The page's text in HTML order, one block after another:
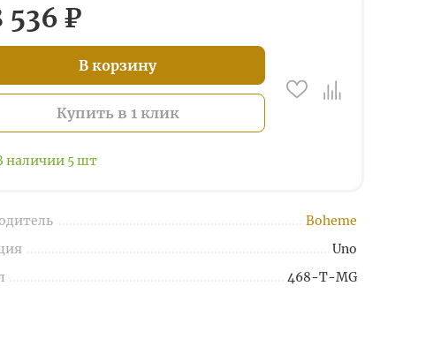
536 ₽
В корзину
Купить в 1 клик
наличии 5шт
Boheme
Uno
468-T-MG